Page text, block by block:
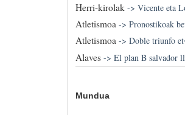
Herri-kirolak -> Vicente eta
Atletismoa-> Pronostikoak
Atletismoa-> Doble triunfo
Alaves-> El plan B salvador
Mundua